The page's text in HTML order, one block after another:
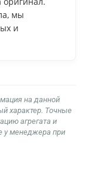
мы
и
на данной
характер. Точные
агрегата и
у менеджера при